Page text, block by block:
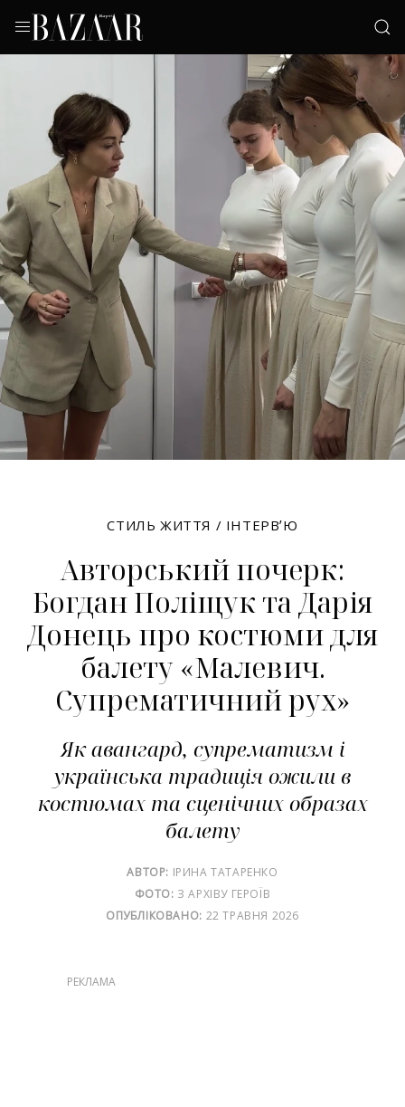
СТИЛЬ ЖИТТЯ / ІНТЕРВʼЮ
Авторський почерк:
Богдан Поліщук та Дарія
Донець про костюми для
балету «Малевич.
Супрематичний рух»
Як авангард, супрематизм і
українська традиція ожили в
костюмах та сценічних образах
балету
АВТОР: ІРИНА ТАТАРЕНКО
ФОТО: З АРХІВУ ГЕРОЇВ
ОПУБЛІКОВАНО: 22 ТРАВНЯ 2026